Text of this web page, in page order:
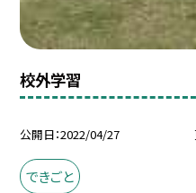
校外学習
公開日 2022/04/27
できごと